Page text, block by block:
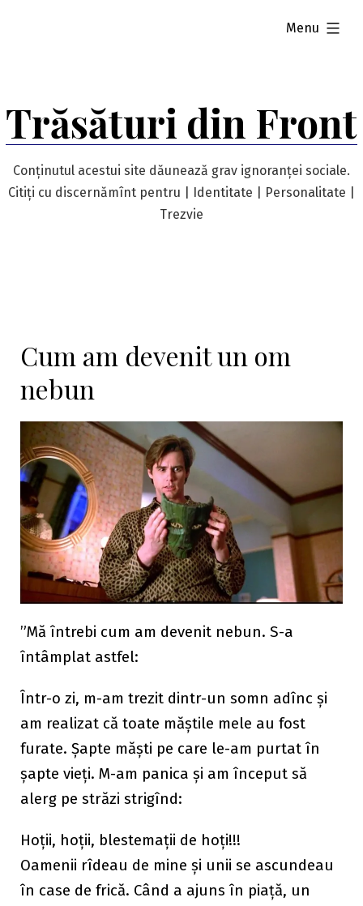
Trăsături din Front
Conținutul acestui site dăunează grav ignoranței sociale.
Citiți cu discernămînt pentru | Identitate | Personalitate |
Trezvie
Menu
expanded
Cum am devenit un om
nebun
”Mă întrebi cum am devenit nebun. S-a
întâmplat astfel:
Într-o zi, m-am trezit dintr-un somn adînc și
am realizat că toate măștile mele au fost
furate. Șapte măști pe care le-am purtat în
șapte vieți. M-am panica și am început să
alerg pe străzi strigînd:
Hoții, hoții, blestemații de hoți!!!
Oamenii rîdeau de mine și unii se ascundeau
în case de frică. Când a ajuns în piață, un